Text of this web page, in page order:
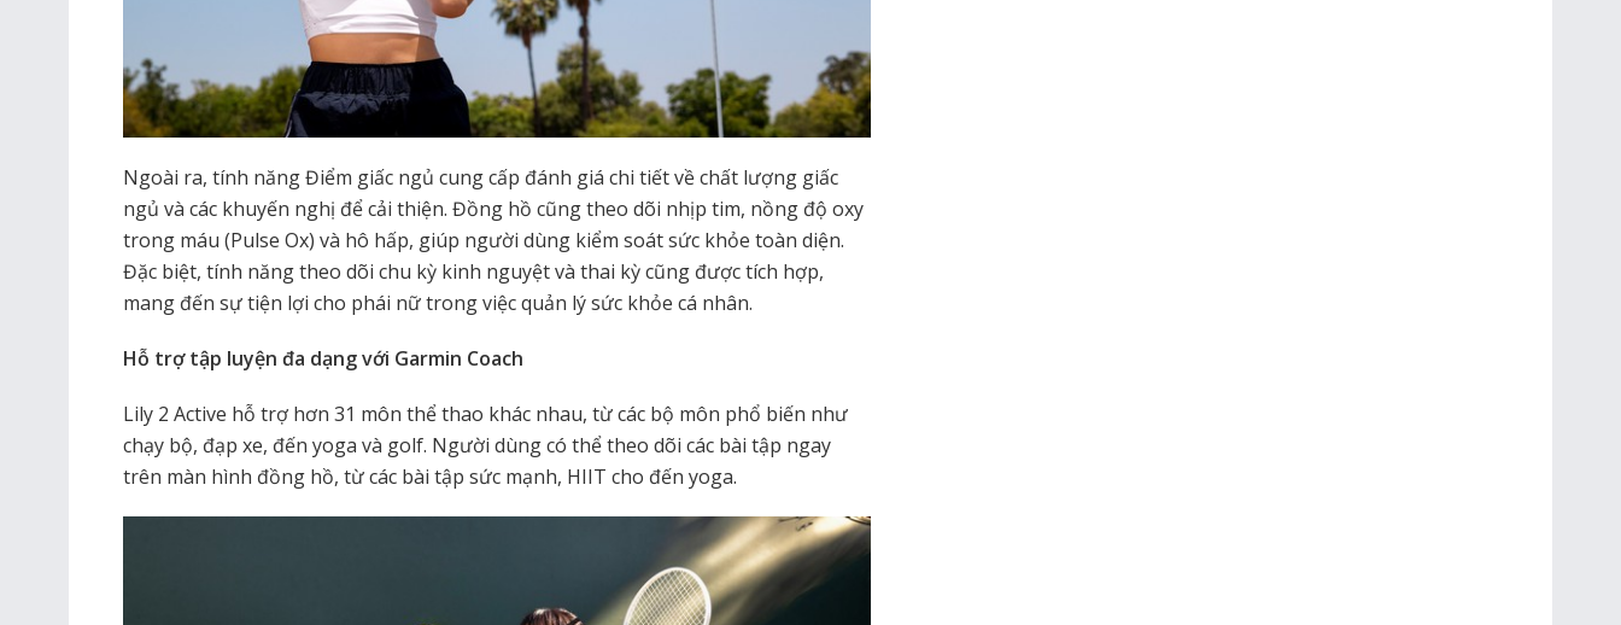
Ngoài ra, tính năng Điểm giấc ngủ cung cấp đánh giá chi tiết về chất lượng giấc
ngủ và các khuyến nghị để cải thiện. Đồng hồ cũng theo dõi nhịp tim, nồng độ oxy
trong máu (Pulse Ox) và hô hấp, giúp người dùng kiểm soát sức khỏe toàn diện.
Đặc biệt, tính năng theo dõi chu kỳ kinh nguyệt và thai kỳ cũng được tích hợp,
mang đến sự tiện lợi cho phái nữ trong việc quản lý sức khỏe cá nhân.
Hỗ trợ tập luyện đa dạng với Garmin Coach
Lily 2 Active hỗ trợ hơn 31 môn thể thao khác nhau, từ các bộ môn phổ biến như
chạy bộ, đạp xe, đến yoga và golf. Người dùng có thể theo dõi các bài tập ngay
trên màn hình đồng hồ, từ các bài tập sức mạnh, HIIT cho đến yoga.